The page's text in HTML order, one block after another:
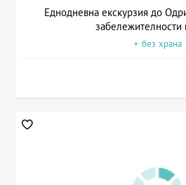
Еднодневна екскурзия до
забележителности
+ без храна